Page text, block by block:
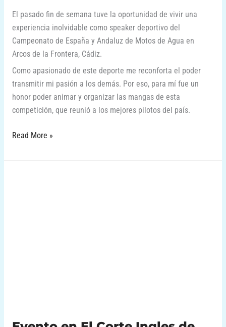
El pasado fin de semana tuve la oportunidad de vivir una
experiencia inolvidable como speaker deportivo del
Campeonato de España y Andaluz de Motos de Agua en
Arcos de la Frontera, Cádiz.
Como apasionado de este deporte me reconforta el poder
transmitir mi pasión a los demás. Por eso, para mí fue un
honor poder animar y organizar las mangas de esta
competición, que reunió a los mejores pilotos del país.
Read More »